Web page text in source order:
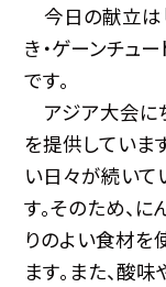
今日の献立は
き・ゲーンチュ
です。
アジア大会に
を提供していま
い日々が続いて
す。そのため、
りのよい食材を
ます。また、酸